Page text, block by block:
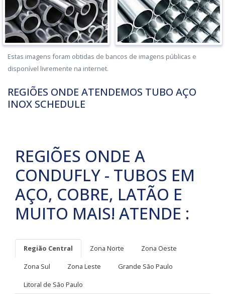
Estas imagens foram obtidas de bancos de imagens públicas e
disponível livremente na internet.
REGIÕES ONDE ATENDEMOS TUBO AÇO
INOX SCHEDULE
REGIÕES ONDE A
CONDUFLY - TUBOS EM
AÇO, COBRE, LATÃO E
MUITO MAIS! ATENDE :
Região Central Zona Norte
Zona Oeste
Zona Sul
Zona Leste
Grande São Paulo
Litoral de São Paulo